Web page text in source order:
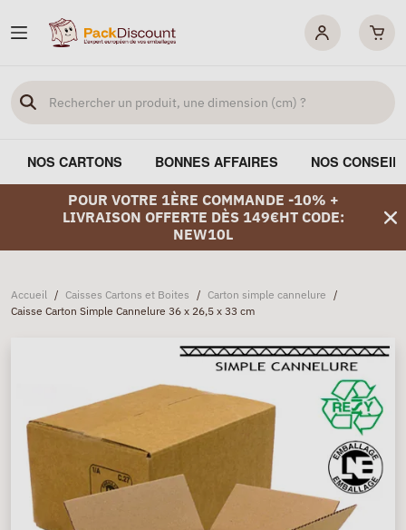
NOS CARTONS BONNES AFFAIRES NOS
POUR VOTRE 1ÈRE COMMANDE -10% +
LIVRAISON OFFERTE DÈS 149€HT CODE:
NEW10L
Accueil / Caisses Cartons et Boites / Carton simple cannelure /
Caisse Carton Simple Cannelure 36 x 26,5 x 33 cm